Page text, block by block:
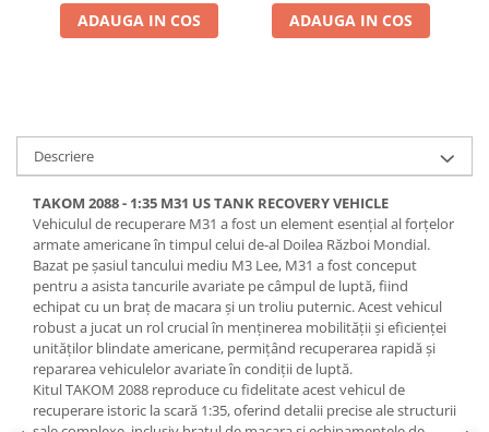
Vopsele Metalice
Markere GSW
AERO
AFV
Culori auto
TAMIYA
Diluanti si auxiliare Tamiya
Vopsea acrilica Tamiya
Spray Vopsea Tamiya
Markere Vopsea Tamiya
Vallejo
Seturi de vopsele Vallejo
ADAUGA IN COS ADAUGA IN COS
Descriere
TAKOM 2088 - 1:35 M31 US TANK RECOVERY VEHICLE
Vehiculul de recuperare M31 a fost un element esențial al forțelor
armate americane în timpul celui de-al Doilea Război Mondial.
Bazat pe șasiul tancului mediu M3 Lee, M31 a fost conceput
pentru a asista tancurile avariate pe câmpul de luptă, fiind
echipat cu un braț de macara și un troliu puternic. Acest vehicul
robust a jucat un rol crucial în menținerea mobilității și eficienței
unităților blindate americane, permițând recuperarea rapidă și
repararea vehiculelor avariate în condiții de luptă.
Kitul TAKOM 2088 reproduce cu fidelitate acest vehicul de
recuperare istoric la scară 1:35, oferind detalii precise ale structurii